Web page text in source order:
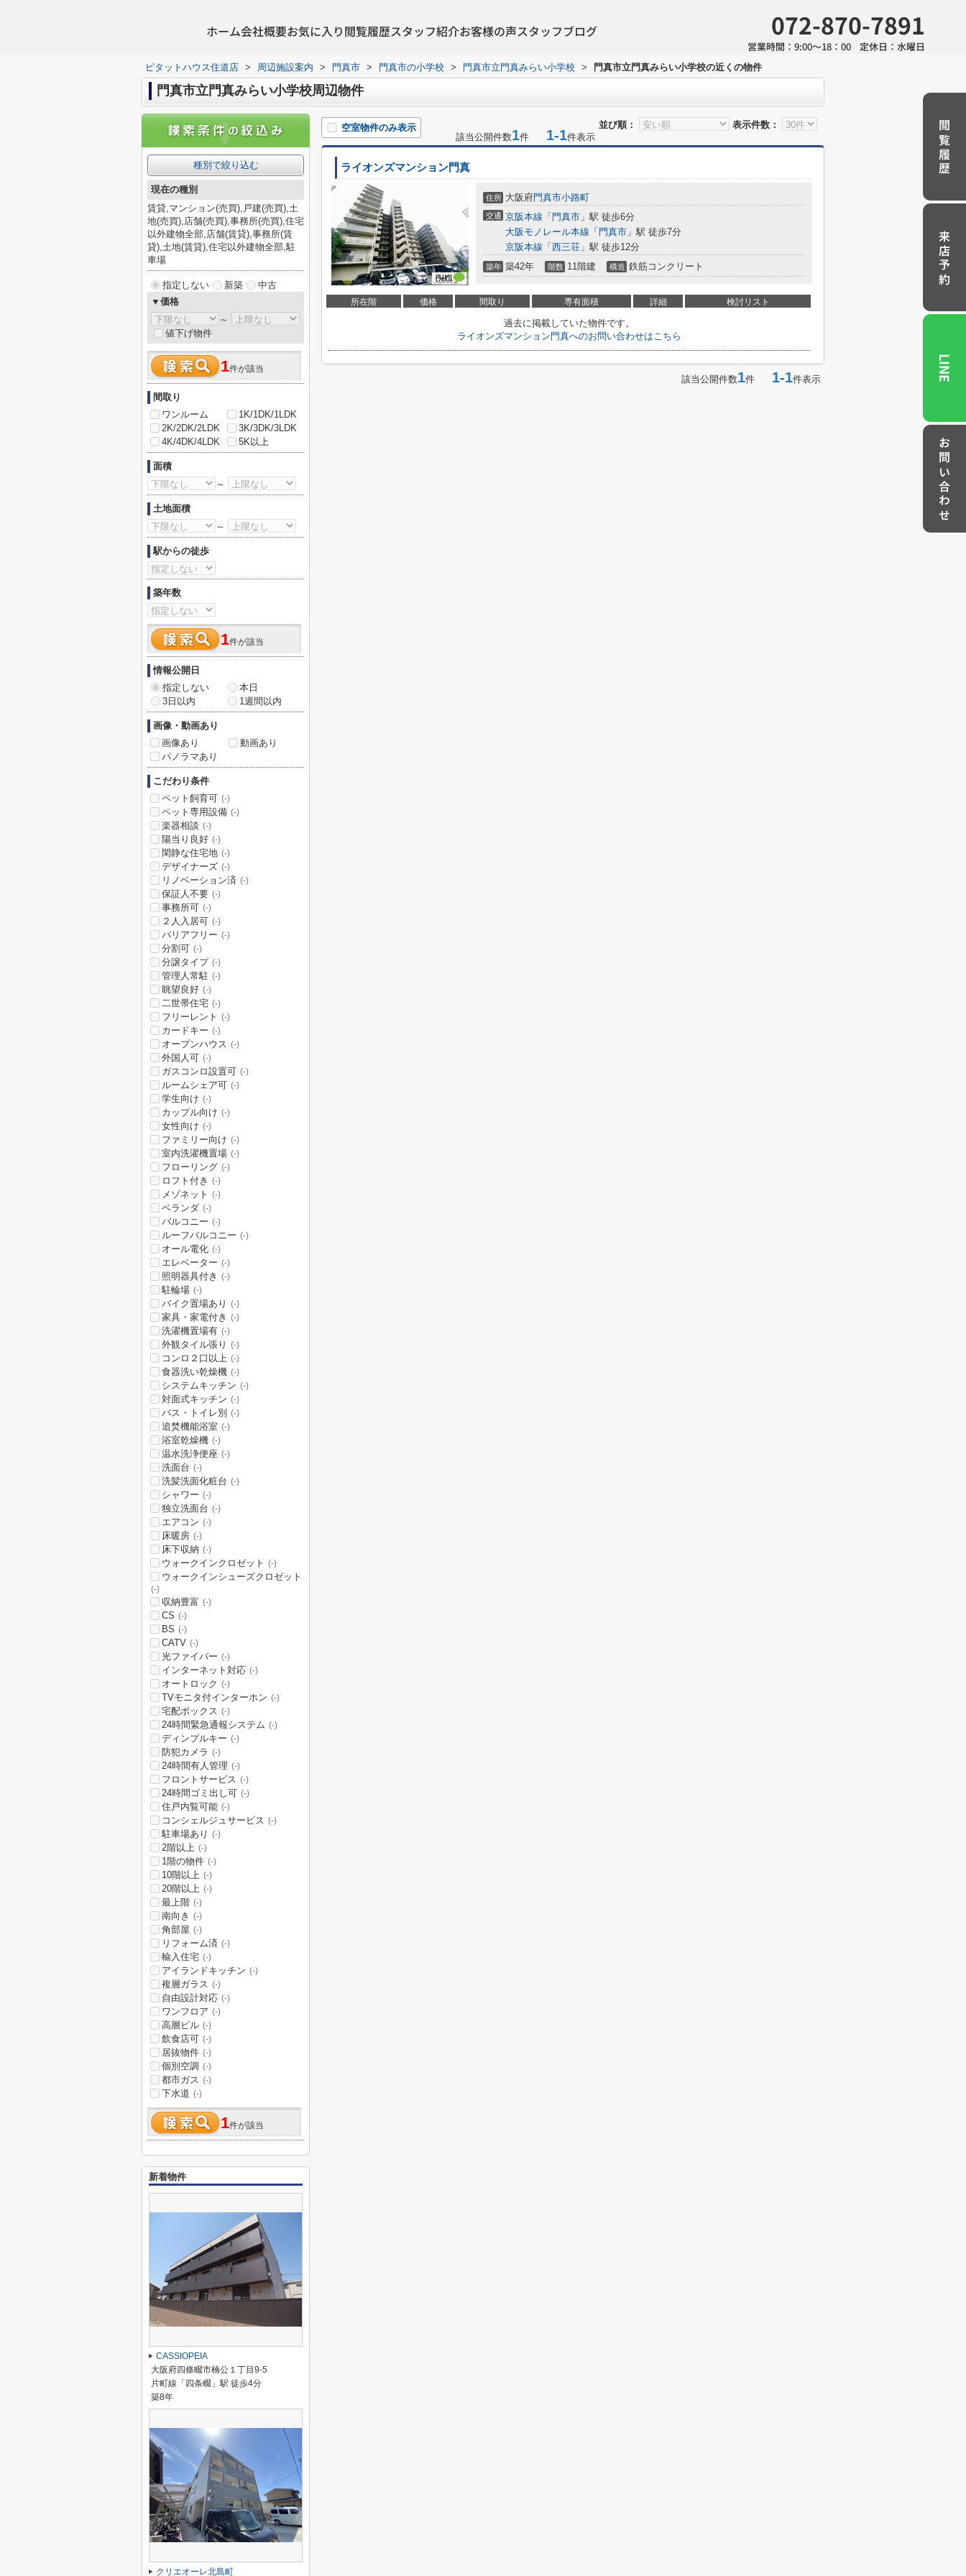
ホーム会社概要お気に入り閲覧履歴スタッフ紹介お客様の声スタッフブログ 072-870-7891
営業時間： 9:00～18：00 定休日： 水曜日
閲覧履歴
来店予約
LINE
お問い合わせ
ピタットハウス住道店 > 周辺施設案内 > 門真市 > 門真市の小学校 > 門真市立門真みらい小学校 > 門真市立門真みらい小学校の近くの物件
門真市立門真みらい小学校周辺物件
並び順： 表示件数：
空室物件のみ表示
該当公開件数1件 1-1件表示
ライオンズマンション門真
住所 大阪府門真市小路町
交通 京阪本線 「 門真市 」駅 徒歩6分
大阪モノレール本線 「 門真市 」駅 徒歩7分
京阪本線 「 西三荘 」駅 徒歩12分
築年 築42年 階数 11階建 構造 鉄筋コンクリート
所在階 価格 間取り 専有面積 詳細 検討リスト
過去に掲載していた物件です。
ライオンズマンション門真へのお問い合わせはこちら
該当公開件数1件 1-1件表示
種別で絞り込む
現在の種別
賃貸,マンション(売買),戸建(売買),土
地(売買),店舗(売買),事務所(売買),住宅
以外建物全部,店舗(賃貸),事務所(賃
貸),土地(賃貸),住宅以外建物全部,駐
車場
指定しない 新築
中古
▼価格
～
値下げ物件
1件が該当
間取り
ワンルーム
1K/1DK/1LDK
2K/2DK/2LDK
3K/3DK/3LDK
4K/4DK/4LDK
5K以上
面積
～
土地面積
～
駅からの徒歩
築年数
1件が該当
情報公開日
指定しない
本日
3日以内
1週間以内
画像・動画あり
画像あり
動画あり
パノラマあり
こだわり条件
ペット飼育可 (-)
ペット専用設備 (-)
楽器相談 (-)
陽当り良好 (-)
閑静な住宅地 (-)
デザイナーズ (-)
リノベーション済 (-)
保証人不要 (-)
事務所可 (-)
２人入居可 (-)
バリアフリー (-)
分割可 (-)
分譲タイプ (-)
管理人常駐 (-)
眺望良好 (-)
二世帯住宅 (-)
フリーレント (-)
カードキー (-)
オープンハウス (-)
外国人可 (-)
ガスコンロ設置可 (-)
ルームシェア可 (-)
学生向け (-)
カップル向け (-)
女性向け (-)
ファミリー向け (-)
室内洗濯機置場 (-)
フローリング (-)
ロフト付き (-)
メゾネット (-)
ベランダ (-)
バルコニー (-)
ルーフバルコニー (-)
オール電化 (-)
エレベーター (-)
照明器具付き (-)
駐輪場 (-)
バイク置場あり (-)
家具・家電付き (-)
洗濯機置場有 (-)
外観タイル張り (-)
コンロ２口以上 (-)
食器洗い乾燥機 (-)
システムキッチン (-)
対面式キッチン (-)
バス・トイレ別 (-)
追焚機能浴室 (-)
浴室乾燥機 (-)
温水洗浄便座 (-)
洗面台 (-)
洗髪洗面化粧台 (-)
シャワー (-)
独立洗面台 (-)
エアコン (-)
床暖房 (-)
床下収納 (-)
ウォークインクロゼット (-)
ウォークインシューズクロゼット
(-)
収納豊富 (-)
CS (-)
BS (-)
CATV (-)
光ファイバー (-)
インターネット対応 (-)
オートロック (-)
TVモニタ付インターホン (-)
宅配ボックス (-)
24時間緊急通報システム (-)
ディンプルキー (-)
防犯カメラ (-)
24時間有人管理 (-)
フロントサービス (-)
24時間ゴミ出し可 (-)
住戸内覧可能 (-)
コンシェルジュサービス (-)
駐車場あり (-)
2階以上 (-)
1階の物件 (-)
10階以上 (-)
20階以上 (-)
最上階 (-)
南向き (-)
角部屋 (-)
リフォーム済 (-)
輸入住宅 (-)
アイランドキッチン (-)
複層ガラス (-)
自由設計対応 (-)
ワンフロア (-)
高層ビル (-)
飲食店可 (-)
居抜物件 (-)
個別空調 (-)
都市ガス (-)
下水道 (-)
1件が該当
新着物件
CASSIOPEIA
大阪府四條畷市楠公１丁目9-5
片町線「四条畷」駅 徒歩4分
築8年
クリエオーレ北島町